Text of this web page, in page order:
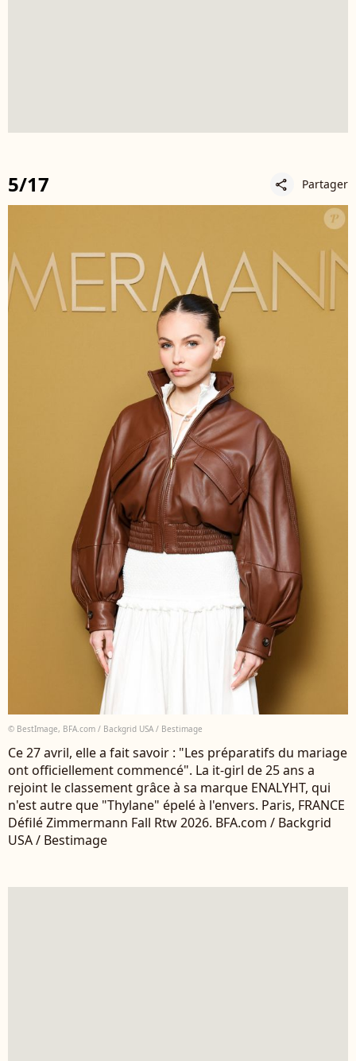
5/17 share Partager
© BestImage, BFA.com / Backgrid USA / Bestimage
Ce 27 avril, elle a fait savoir : "Les préparatifs du mariage
ont officiellement commencé". La it-girl de 25 ans a
rejoint le classement grâce à sa marque ENALYHT, qui
n'est autre que "Thylane" épelé à l'envers. Paris, FRANCE
Défilé Zimmermann Fall Rtw 2026. BFA.com / Backgrid
USA / Bestimage